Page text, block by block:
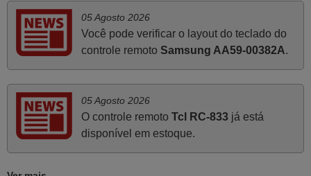
relação online com o cliente seja tão prática e eficiente
como a demonstrada por vós. Apresento os meus
cumprimentos.
Maio 2025
05 Agosto 2026
Você pode verificar o layout do teclado do
controle remoto Samsung AA59-00382A.
05 Agosto 2026
O controle remoto Tcl RC-833já está
disponível em estoque.